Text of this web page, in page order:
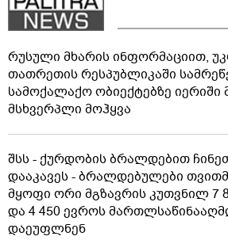
რუსული მხარის ინფორმაციით,
თათრეთის რესპუბლიკაში
სამოქალაქო ობიექტებზე იერიში
მსხვერპლი მოჰყვა
შსს - ქურდობის ბრალდებით
დააკავეს - ბრალდებულები
მყოფი ორი მგზავრის კუთვნილ 7
და 4 450 ევროს
დაეუფლნენ